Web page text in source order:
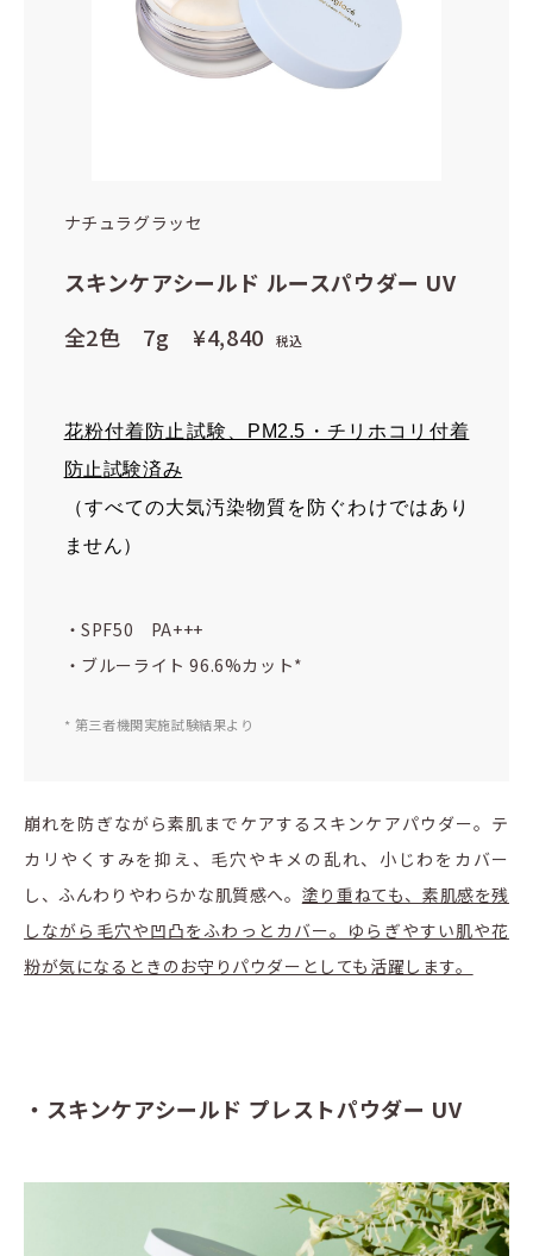
ナチュラグラッセ
スキンケアシールド ルースパウダー UV
全2色 7g
¥4,840 税込
花粉付着防止試験、PM2.5・チリホコリ付着
防止試験済み
（すべての大気汚染物質を防ぐわけではあり
ません）
・SPF50 PA+++
・ブルーライト 96.6%カット*
* 第三者機関実施試験結果より
崩れを防ぎながら素肌までケアするスキンケアパウダー。テ
カリやくすみを抑え、毛穴やキメの乱れ、小じわをカバー
し、ふんわりやわらかな肌質感へ。 塗り重ねても、素肌感を残
しながら毛穴や凹凸をふわっとカバー。ゆらぎやすい肌や花
粉が気になるときのお守りパウダーとしても活躍します。
・スキンケアシールド プレストパウダー UV